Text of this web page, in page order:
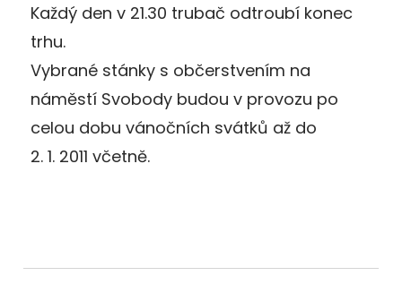
Každý den v 21.30 trubač odtroubí konec
trhu.
Vybrané stánky s občerstvením na
náměstí Svobody budou v provozu po
celou dobu vánočních svátků až do
2. 1. 2011 včetně.